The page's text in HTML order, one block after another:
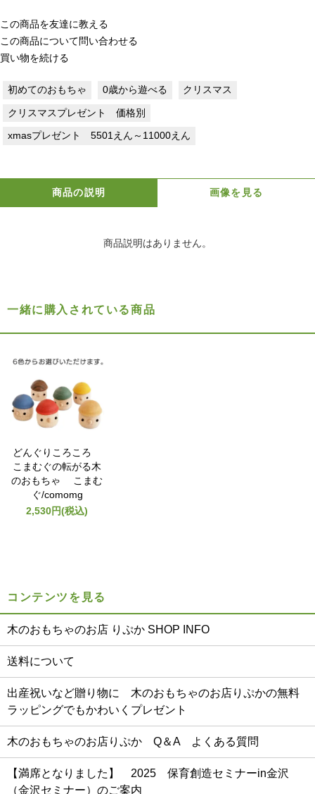
この商品を友達に教える
この商品について問い合わせる
買い物を続ける
初めてのおもちゃ 0歳から遊べる クリスマス
クリスマスプレゼント 価格別
xmasプレゼント 5501えん～11000えん
商品の説明 画像を見る
商品説明はありません。
一緒に購入されている商品
どんぐりころころ
こまむぐの転がる木
のおもちゃ こまむ
ぐ/comomg
2,530円(税込)
コンテンツを見る
木のおもちゃのお店 りぷか SHOP INFO
送料について
出産祝いなど贈り物に 木のおもちゃのお店りぷかの無料
ラッピングでもかわいくプレゼント
木のおもちゃのお店りぷか Q＆A よくある質問
【満席となりました】 2025 保育創造セミナーin金沢
（金沢セミナー）のご案内